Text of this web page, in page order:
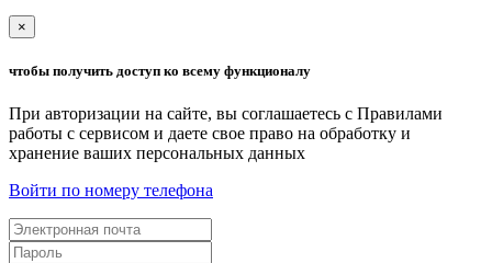
×
чтобы получить доступ ко всему функционалу
При авторизации на сайте, вы соглашаетесь с Правилами
работы с сервисом и даете свое право на обработку и
хранение ваших персональных данных
Войти по номеру телефона